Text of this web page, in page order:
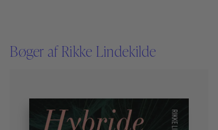
Bøger af Rikke Lindekilde